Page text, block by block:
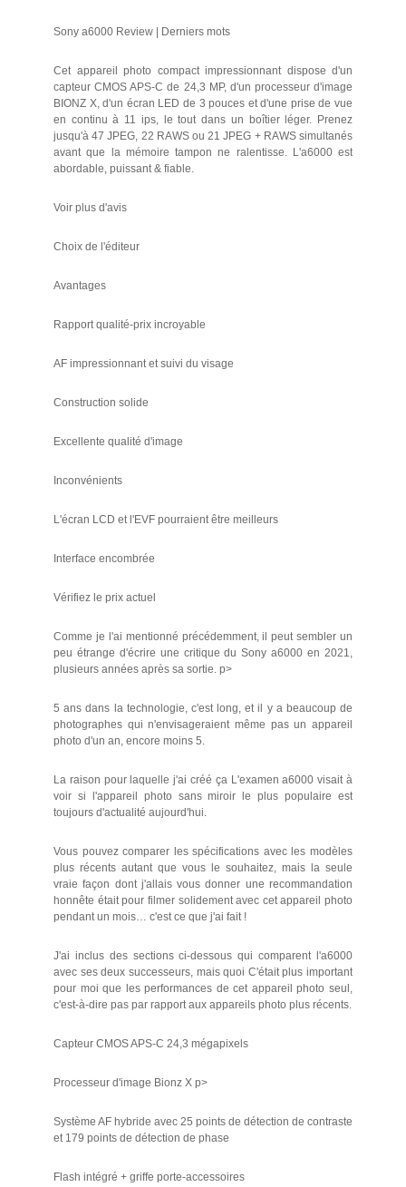
Sony a6000 Review | Derniers mots
Cet appareil photo compact impressionnant dispose d'un
capteur CMOS APS-C de 24,3 MP, d'un processeur d'image
BIONZ X, d'un écran LED de 3 pouces et d'une prise de vue
en continu à 11 ips, le tout dans un boîtier léger. Prenez
jusqu'à 47 JPEG, 22 RAWS ou 21 JPEG + RAWS simultanés
avant que la mémoire tampon ne ralentisse. L'a6000 est
abordable, puissant & fiable.
Voir plus d'avis
Choix de l'éditeur
Avantages
Rapport qualité-prix incroyable
AF impressionnant et suivi du visage
Construction solide
Excellente qualité d'image
Inconvénients
L'écran LCD et l'EVF pourraient être meilleurs
Interface encombrée
Vérifiez le prix actuel
Comme je l'ai mentionné précédemment, il peut sembler un
peu étrange d'écrire une critique du Sony a6000 en 2021,
plusieurs années après sa sortie. p>
5 ans dans la technologie, c'est long, et il y a beaucoup de
photographes qui n'envisageraient même pas un appareil
photo d'un an, encore moins 5.
La raison pour laquelle j'ai créé ça L'examen a6000 visait à
voir si l'appareil photo sans miroir le plus populaire est
toujours d'actualité aujourd'hui.
Vous pouvez comparer les spécifications avec les modèles
plus récents autant que vous le souhaitez, mais la seule
vraie façon dont j'allais vous donner une recommandation
honnête était pour filmer solidement avec cet appareil photo
pendant un mois… c'est ce que j'ai fait !
J'ai inclus des sections ci-dessous qui comparent l'a6000
avec ses deux successeurs, mais quoi C'était plus important
pour moi que les performances de cet appareil photo seul,
c'est-à-dire pas par rapport aux appareils photo plus récents.
Capteur CMOS APS-C 24,3 mégapixels
Processeur d'image Bionz X p>
Système AF hybride avec 25 points de détection de contraste
et 179 points de détection de phase
Flash intégré + griffe porte-accessoires